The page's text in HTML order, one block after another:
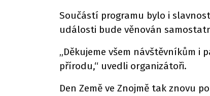
Součástí programu bylo i
události bude věnován
„Děkujeme všem návštěvníkům
přírodu,“ uvedli organizátoři.
Den Země ve Znojmě tak znovu